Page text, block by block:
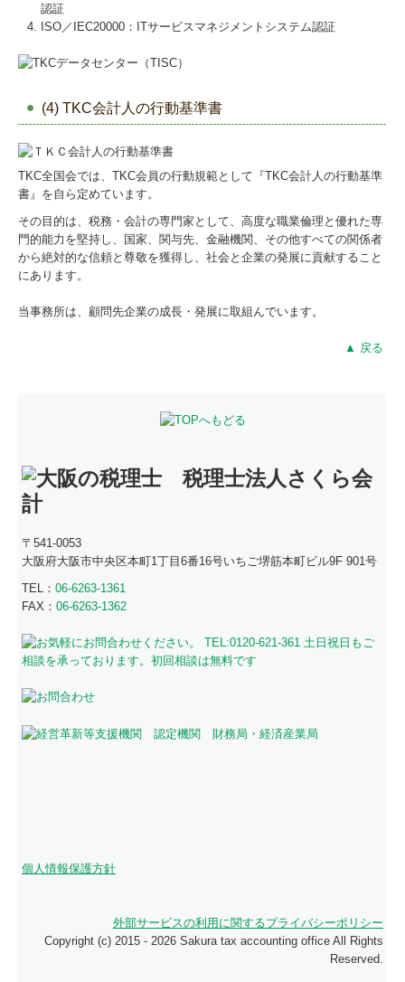
認証
ISO／IEC20000：ITサービスマネジメントシステム認証
(4) TKC会計人の行動基準書
TKC全国会では、TKC会員の行動規範として『TKC会計人の行動基準
書』を自ら定めています。
その目的は、税務・会計の専門家として、高度な職業倫理と優れた専
門的能力を堅持し、国家、関与先、金融機関、その他すべての関係者
から絶対的な信頼と尊敬を獲得し、社会と企業の発展に貢献すること
にあります。
当事務所は、顧問先企業の成長・発展に取組んでいます。
▲ 戻る
〒541-0053
大阪府大阪市中央区本町1丁目6番16号いちご堺筋本町ビル9F 901号
TEL：06-6263-1361
FAX：06-6263-1362
個人情報保護方針
外部サービスの利用に関するプライバシーポリシー
Copyright (c) 2015 - 2026 Sakura tax accounting office All Rights
Reserved.